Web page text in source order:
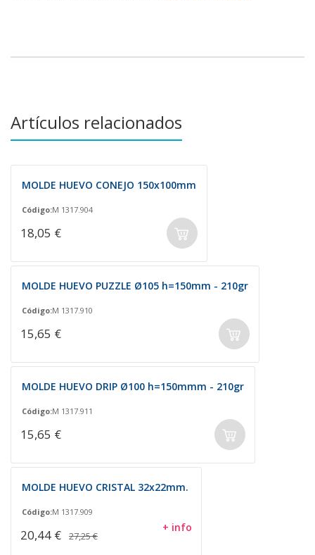
Artículos relacionados
MOLDE HUEVO CONEJO 150x100mm
Código:M 1317.904
18,05 €
MOLDE HUEVO PUZZLE Ø105 h=150mm - 210gr
Código:M 1317.910
15,65 €
MOLDE HUEVO DRIP Ø100 h=150mmm - 210gr
Código:M 1317.911
15,65 €
MOLDE HUEVO CRISTAL 32x22mm.
Código:M 1317.909
20,44 € 27,25 €
+ info